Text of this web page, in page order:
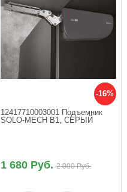
-16%
12417710003001 Подъемник
SOLO-MECH В1, СЕРЫЙ
1 680 Руб.2 000 Руб.